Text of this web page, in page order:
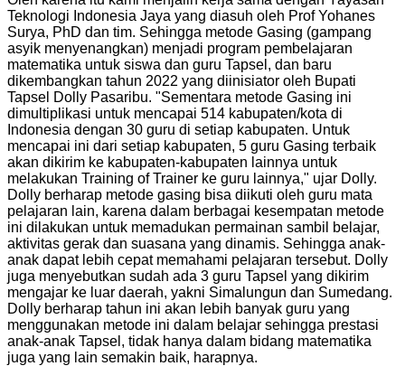
Teknologi Indonesia Jaya yang diasuh oleh Prof Yohanes
Surya, PhD dan tim. Sehingga metode Gasing (gampang
asyik menyenangkan) menjadi program pembelajaran
matematika untuk siswa dan guru Tapsel, dan baru
dikembangkan tahun 2022 yang diinisiator oleh Bupati
Tapsel Dolly Pasaribu. "Sementara metode Gasing ini
dimultiplikasi untuk mencapai 514 kabupaten/kota di
Indonesia dengan 30 guru di setiap kabupaten. Untuk
mencapai ini dari setiap kabupaten, 5 guru Gasing terbaik
akan dikirim ke kabupaten-kabupaten lainnya untuk
melakukan Training of Trainer ke guru lainnya," ujar Dolly.
Dolly berharap metode gasing bisa diikuti oleh guru mata
pelajaran lain, karena dalam berbagai kesempatan metode
ini dilakukan untuk memadukan permainan sambil belajar,
aktivitas gerak dan suasana yang dinamis. Sehingga anak-
anak dapat lebih cepat memahami pelajaran tersebut. Dolly
juga menyebutkan sudah ada 3 guru Tapsel yang dikirim
mengajar ke luar daerah, yakni Simalungun dan Sumedang.
Dolly berharap tahun ini akan lebih banyak guru yang
menggunakan metode ini dalam belajar sehingga prestasi
anak-anak Tapsel, tidak hanya dalam bidang matematika
juga yang lain semakin baik, harapnya.